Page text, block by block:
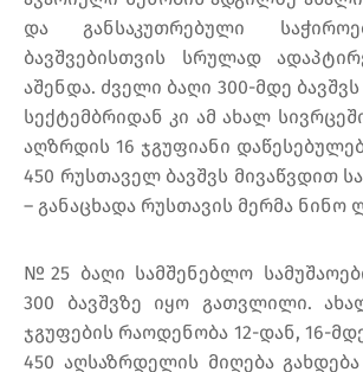
და განსაკუთრებული
ბავშვებისთვის სრულად
აშენდა. ძველი ბაღი 300-მდე
სექტემბრიდან კი ამ ახალ
აღზრდის 16 ჯგუფიანი
450 რუსთაველ ბავშვს მივაწვდით
– განაცხადა რუსთავის მერმა ნინო
№25 ბაღი სამშენებლო
300 ბავშვზე იყო გათვლილი.
ჯგუფების რაოდენობა 12-დან, 16-
450 აღსაზრდელის მიღება